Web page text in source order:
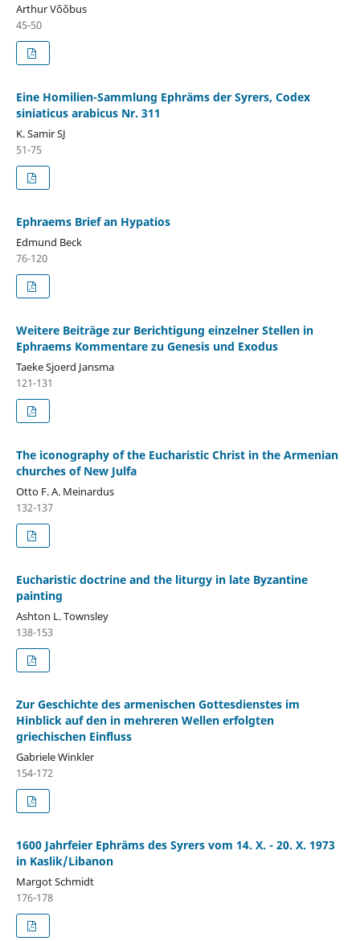
Arthur Võõbus
45-50
Eine Homilien-Sammlung Ephräms der Syrers, Codex
siniaticus arabicus Nr. 311
K. Samir SJ
51-75
Ephraems Brief an Hypatios
Edmund Beck
76-120
Weitere Beiträge zur Berichtigung einzelner Stellen in
Ephraems Kommentare zu Genesis und Exodus
Taeke Sjoerd Jansma
121-131
The iconography of the Eucharistic Christ in the Armenian
churches of New Julfa
Otto F. A. Meinardus
132-137
Eucharistic doctrine and the liturgy in late Byzantine
painting
Ashton L. Townsley
138-153
Zur Geschichte des armenischen Gottesdienstes im
Hinblick auf den in mehreren Wellen erfolgten
griechischen Einfluss
Gabriele Winkler
154-172
1600 Jahrfeier Ephräms des Syrers vom 14. X. - 20. X. 1973
in Kaslik/Libanon
Margot Schmidt
176-178